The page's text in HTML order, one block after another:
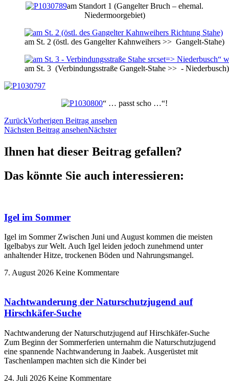
am Standort 1 (Gangelter Bruch – ehemal.
Niedermoorgebiet)
am St. 2 (östl. des Gangelter Kahnweihers >> Gangelt-Stahe)
> Niederbusch“
am St. 3 (Verbindungsstraße Gangelt-Stahe >> - Niederbusch)
“ … passt scho …“!
ZurückVorherigen Beitrag ansehen
Nächsten Beitrag ansehenNächster
Ihnen hat dieser Beitrag gefallen?
Das könnte Sie auch interessieren:
Igel im Sommer
Igel im Sommer Zwischen Juni und August kommen die meisten
Igelbabys zur Welt. Auch Igel leiden jedoch zunehmend unter
anhaltender Hitze, trockenen Böden und Nahrungsmangel.
7. August 2026 Keine Kommentare
Nachtwanderung der Naturschutzjugend auf
Hirschkäfer-Suche
Nachtwanderung der Naturschutzjugend auf Hirschkäfer-Suche
Zum Beginn der Sommerferien unternahm die Naturschutzjugend
eine spannende Nachtwanderung in Jaabek. Ausgerüstet mit
Taschenlampen machten sich die Kinder bei
24. Juli 2026 Keine Kommentare